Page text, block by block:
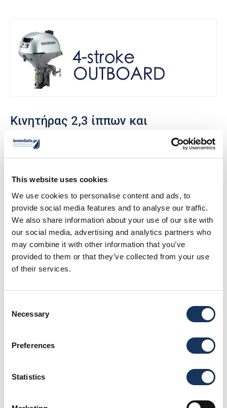
This website uses cookies
We use cookies to personalise content and ads, to
provide social media features and to analyse our traffic.
We also share information about your use of our site with
our social media, advertising and analytics partners who
may combine it with other information that you’ve
provided to them or that they’ve collected from your use
of their services.
Selection
Necessary
Preferences
Statistics
Κινητήρας 2,3 ίππων και
τετράχρονος, μάξιμουμ 3 ετών
*90 Ευρώ– καταβάλλονται κατά το check-in*ανά
εβδομάδα
Ηλεκτρικός εξωλέμβιος κινητήρας,
*120 Ευρώ – καταβάλλονται κατά το check-in
*ανά